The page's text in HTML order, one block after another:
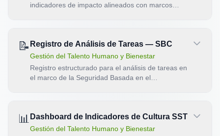
indicadores de impacto alineados con marcos
📝 Registro de Análisis de Tareas — SBC
Gestión del Talento Humano y Bienestar
Registro estructurado para el análisis de tareas en
el marco de la Seguridad Basada en el
📊 Dashboard de Indicadores de Cultura SST
Gestión del Talento Humano y Bienestar